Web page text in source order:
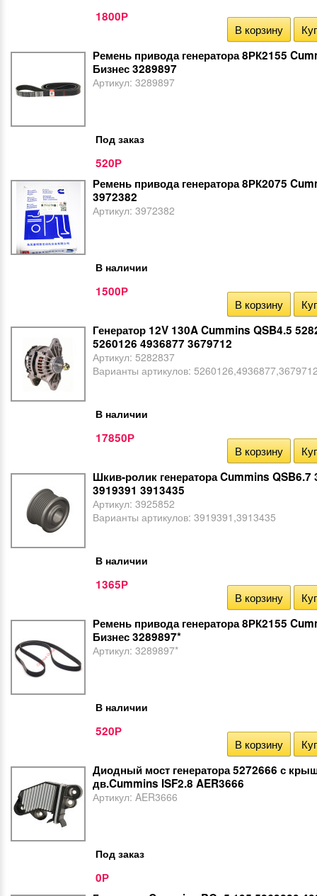
1800Р
В корзину
Ремень привода генератора 8РК2155
Бизнес 3289897
Артикул: 3289897
Под заказ
520Р
Ремень привода генератора 8РК2075
3972382
Артикул: 3972382
В наличии
1500Р
В корзину
Генератор 12V 130A Cummins QSB4.5
5260126 4936877 3679712
Артикул: 5282837
Варианты артикулов:
В наличии
17850Р
В корзину
Шкив-ролик генератора Cummins QSB6.7
3919391 3913435
Артикул: 3925852
Варианты артикулов: 3919391,3913435
В наличии
1365Р
В корзину
Ремень привода генератора 8РК2155
Бизнес 3289897*
Артикул: 3289897*
В наличии
520Р
В корзину
Диодный мост генератора 5272666 с
дв.Cummins ISF2.8 AER3666
Артикул: AER3666
Под заказ
0Р